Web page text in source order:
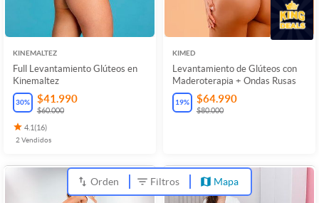
KINEMALTEZ
Full Levantamiento Glúteos en
Kinemaltez
30% $41.990
$60.000
4.1(16)
2 Vendidos
KIMED
Levantamiento de Glúteos con
Maderoterapia + Ondas Rusas
19% $64.990
$80.000
Orden Filtros Mapa